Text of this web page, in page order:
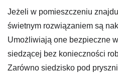
Jeżeli w pomieszczeniu
świetnym rozwiązaniem są
Umożliwiają one bezpieczne
siedzącej bez konieczności
Zarówno siedzisko pod